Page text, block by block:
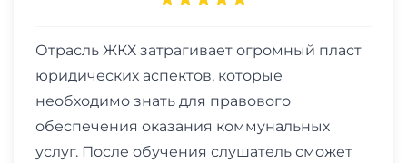
Отрасль ЖКХ затрагивает огромный пласт
юридических аспектов, которые
необходимо знать для правового
обеспечения оказания коммунальных
услуг. После обучения слушатель сможет